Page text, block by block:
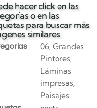
hacer click en las
o en las
para buscar más
similares
06 Grandes
Pintores
Láminas
impresas
Paisajes